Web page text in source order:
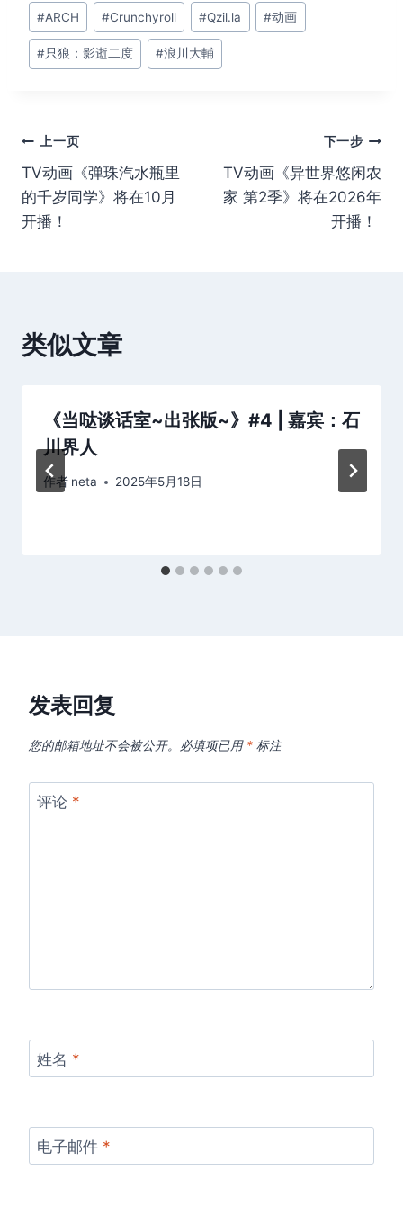
文
章
标
#ARCH #Crunchyroll #Qzil.la #动画
#只狼：影逝二度 #浪川大輔
文
章
导
上一页
TV动画《弹珠汽水瓶里
的千岁同学》将在10月
开播！
下一步
TV动画《异世界悠闲农
家 第2季》将在2026年
开播！ ​​​
类似文章
《当哒谈话室~出张版~》#4 | 嘉宾：石
川界人
作者 neta 2025年5月18日
发表回复
您的邮箱地址不会被公开。 必填项已用 * 标注
评论 *
姓名 *
电子邮件 *